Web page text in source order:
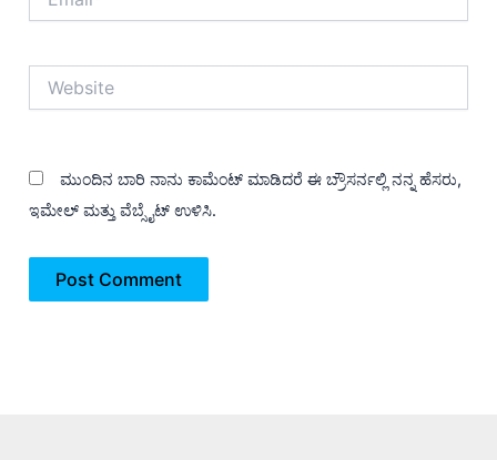
ಮುಂದಿನ ಬಾರಿ ನಾನು ಕಾಮೆಂಟ್ ಮಾಡಿದರೆ ಈ ಬ್ರೌಸರ್ನಲ್ಲಿ ನನ್ನ ಹೆಸರು,
ಇಮೇಲ್ ಮತ್ತು ವೆಬ್ಸೈಟ್ ಉಳಿಸಿ.